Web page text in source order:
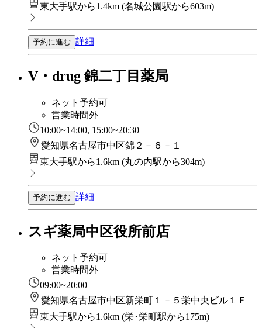
東大手駅から1.4km (名城公園駅から603m)
予約に進む 詳細
V・drug 錦二丁目薬局
ネット予約可
営業時間外
10:00~14:00, 15:00~20:30
愛知県名古屋市中区錦２－６－１
東大手駅から1.6km (丸の内駅から304m)
予約に進む 詳細
スギ薬局中区役所前店
ネット予約可
営業時間外
09:00~20:00
愛知県名古屋市中区新栄町１－５栄中央ビル１Ｆ
東大手駅から1.6km (栄･栄町駅から175m)